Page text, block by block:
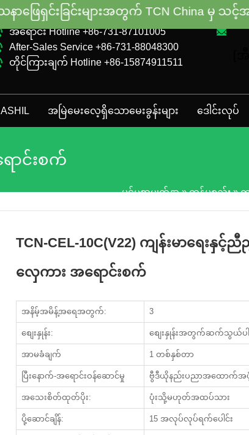
အရောင်း Hotline +86-731-87101005
After-Sales Service +86-731-88048300
တိုင်ကြားချက် Hotline +86-15874911511
အမြဲမေးလေ့ရှိသောမေးခွန်းများ ဒေါင်းလုပ်
ာင်းစက်
ပင်မစာမျက်နှာ»ကုန်ပစ္စည်း»က
TCN-CEL-10C(V22) ကျန်းမာရေ
လှေကား အရောင်းစက်
အနိမ့်အမိန့်အရေအတွက်: 3
စျေးနှုန်း: စျေးနှုန်းအတွက်ဆက်သွယ်ပါ
အာမခံချက် 1 တစ်နှစ်တာ
ပြီးနောက်-အရောင်းဝန်ဆောင်မှု ဗွီဒီယိုနည်းပညာအထောက်အပံ့
အသေးစိတ်ထုတ်ပိုး: ပုံးသို့မဟုတ်အထပ်သား
ပို့ဆောင်ချိန်: 15 အလုပ်လုပ်ရက်ပေါင်း
TCN China မှ သင့်အား ကူညီပံ့ပိုးပေးမည်ဖ